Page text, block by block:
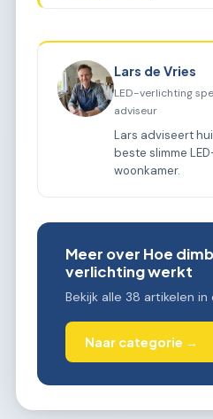
Lars de Vries
LED-verlichting
adviseur
Lars adviseert
beste slimme
woonkamer.
Meer over Hoe
verlichting werkt
Bekijk alle 38 artikelen
Naar categorie →